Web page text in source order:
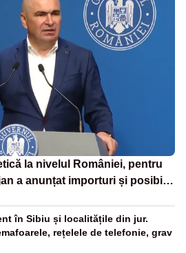
la nivelul României, pentru
a anunțat importuri și posibile
în Sibiu și localitățile din jur.
rețelele de telefonie, grav